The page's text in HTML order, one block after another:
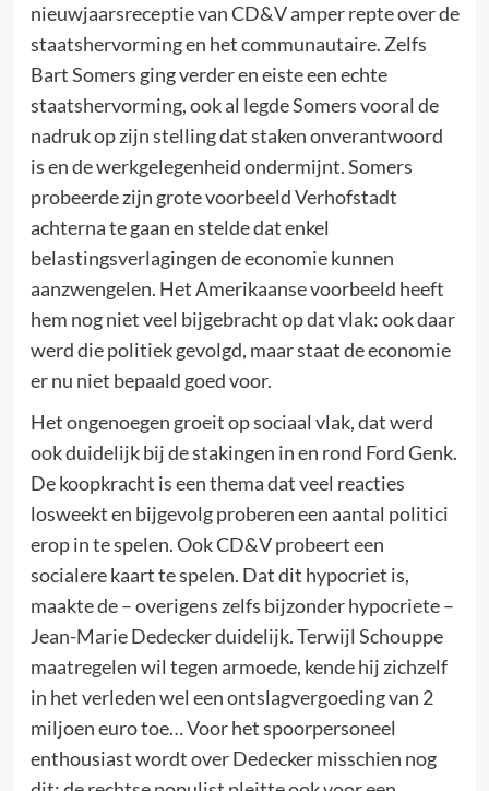
nieuwjaarsreceptie van CD&V amper repte over de
staatshervorming en het communautaire. Zelfs
Bart Somers ging verder en eiste een echte
staatshervorming, ook al legde Somers vooral de
nadruk op zijn stelling dat staken onverantwoord
is en de werkgelegenheid ondermijnt. Somers
probeerde zijn grote voorbeeld Verhofstadt
achterna te gaan en stelde dat enkel
belastingsverlagingen de economie kunnen
aanzwengelen. Het Amerikaanse voorbeeld heeft
hem nog niet veel bijgebracht op dat vlak: ook daar
werd die politiek gevolgd, maar staat de economie
er nu niet bepaald goed voor.
Het ongenoegen groeit op sociaal vlak, dat werd
ook duidelijk bij de stakingen in en rond Ford Genk.
De koopkracht is een thema dat veel reacties
losweekt en bijgevolg proberen een aantal politici
erop in te spelen. Ook CD&V probeert een
socialere kaart te spelen. Dat dit hypocriet is,
maakte de – overigens zelfs bijzonder hypocriete –
Jean-Marie Dedecker duidelijk. Terwijl Schouppe
maatregelen wil tegen armoede, kende hij zichzelf
in het verleden wel een ontslagvergoeding van 2
miljoen euro toe… Voor het spoorpersoneel
enthousiast wordt over Dedecker misschien nog